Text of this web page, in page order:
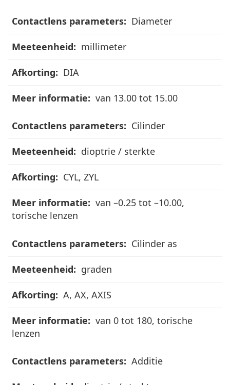
Diameter
millimeter
DIA
van 13.00 tot 15.00
Cilinder
dioptrie / sterkte
CYL, ZYL
van –0.25 tot –10.00,
torische lenzen
Cilinder as
graden
A, AX, AXIS
van 0 tot 180, torische
lenzen
Additie